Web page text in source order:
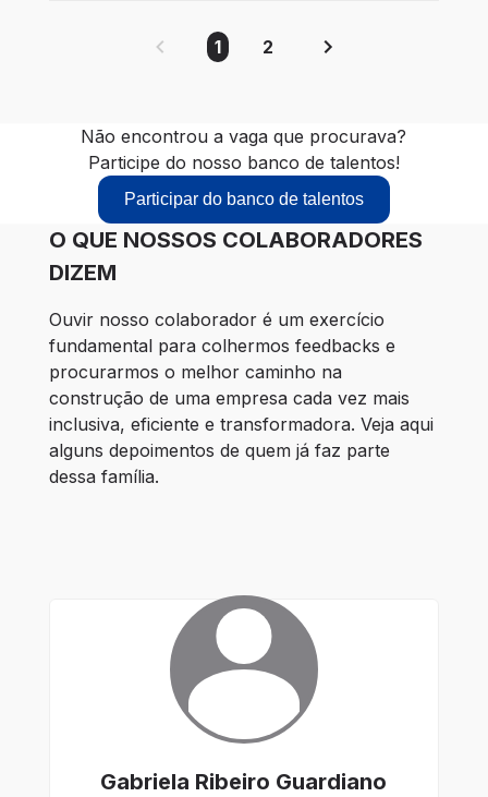
1 2
Não encontrou a vaga que procurava?
Participe do nosso banco de talentos!
Participar do banco de talentos
O QUE NOSSOS COLABORADORES
DIZEM
Ouvir nosso colaborador é um exercício
fundamental para colhermos feedbacks e
procurarmos o melhor caminho na
construção de uma empresa cada vez mais
inclusiva, eficiente e transformadora. Veja aqui
alguns depoimentos de quem já faz parte
dessa família.
Gabriela Ribeiro Guardiano